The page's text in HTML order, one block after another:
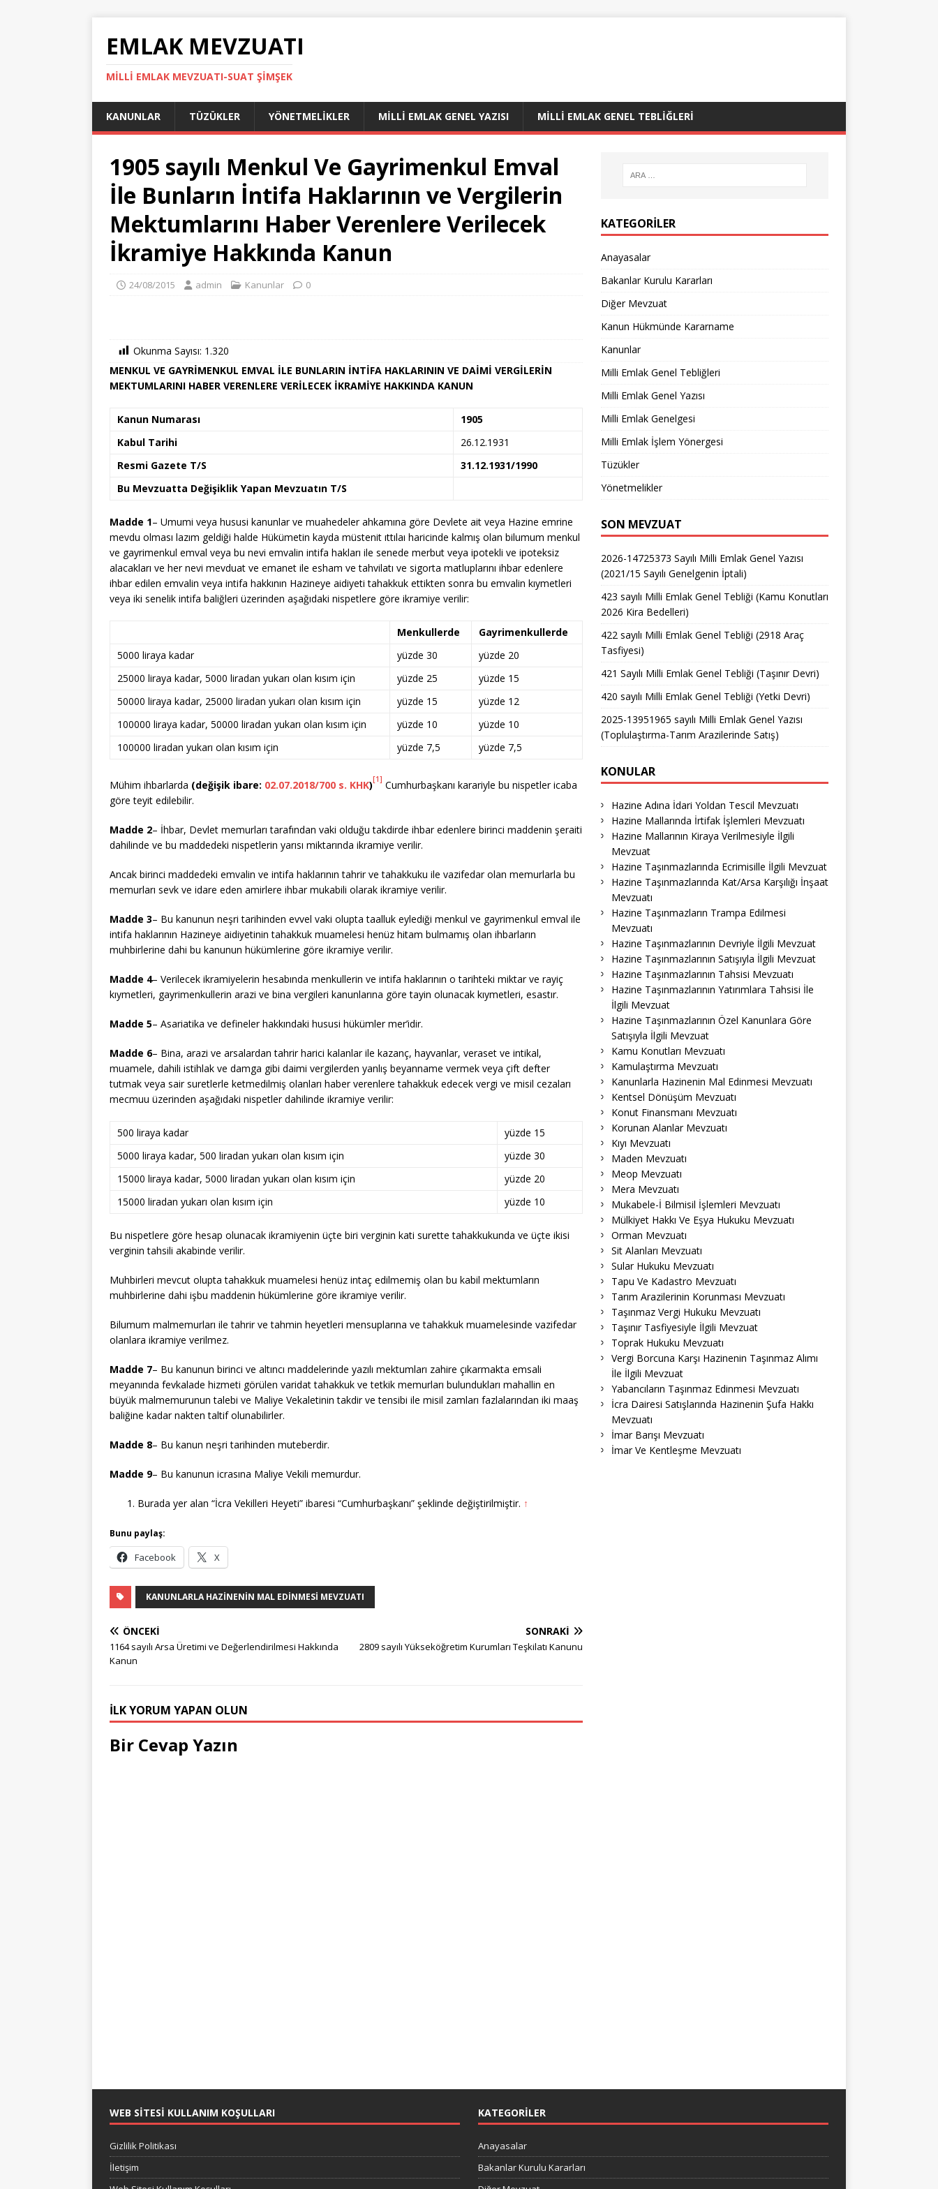
EMLAK MEVZUATI
MILLI EMLAK MEVZUATI-SUAT ŞİMŞEK
KANUNLAR TÜZÜKLER YÖNETMELIKLER MILLI EMLAK GENEL YAZISI MILLI EMLAK GENEL TEBLIĞLERI
1905 sayılı Menkul Ve Gayrimenkul Emval
İle Bunların İntifa Haklarının ve Vergilerin
Mektumlarını Haber Verenlere Verilecek
İkramiye Hakkında Kanun
24/08/2015 admin Kanunlar 0
Okunma Sayısı: 1.320
MENKUL VE GAYRİMENKUL EMVAL İLE BUNLARIN İNTİFA HAKLARININ VE DAİMİ VERGİLERİN
MEKTUMLARINI HABER VERENLERE VERİLECEK İKRAMİYE HAKKINDA KANUN
Kanun Numarası
1905
Kabul Tarihi
26.12.1931
Resmi Gazete T/S
31.12.1931/1990
Bu Mevzuatta Değişiklik Yapan Mevzuatın T/S
Madde 1– Umumi veya hususi kanunlar ve muahedeler ahkamına göre Devlete ait veya Hazine emrine
mevdu olması lazım geldiği halde Hükümetin kayda müstenit ıttılaı haricinde kalmış olan bilumum menkul
ve gayrimenkul emval veya bu nevi emvalin intifa hakları ile senede merbut veya ipotekli ve ipoteksiz
alacakları ve her nevi mevduat ve emanet ile esham ve tahvilatı ve sigorta matluplarını ihbar edenlere
ihbar edilen emvalin veya intifa hakkının Hazineye aidiyeti tahakkuk ettikten sonra bu emvalin kıymetleri
veya iki senelik intifa baliğleri üzerinden aşağıdaki nispetlere göre ikramiye verilir:
Menkullerde
Gayrimenkullerde
5000 liraya kadar
yüzde 30
yüzde 20
25000 liraya kadar, 5000 liradan yukarı olan kısım için
yüzde 25
yüzde 15
50000 liraya kadar, 25000 liradan yukarı olan kısım için
yüzde 15
yüzde 12
100000 liraya kadar, 50000 liradan yukarı olan kısım için
yüzde 10
yüzde 10
100000 liradan yukarı olan kısım için
yüzde 7,5 yüzde 7,5
Mühim ihbarlarda (değişik ibare: 02.07.2018/700 s. KHK)[1] Cumhurbaşkanı karariyle bu nispetler icaba
göre teyit edilebilir.
Madde 2– İhbar, Devlet memurları tarafından vaki olduğu takdirde ihbar edenlere birinci maddenin şeraiti
dahilinde ve bu maddedeki nispetlerin yarısı miktarında ikramiye verilir.
Ancak birinci maddedeki emvalin ve intifa haklarının tahrir ve tahakkuku ile vazifedar olan memurlarla bu
memurları sevk ve idare eden amirlere ihbar mukabili olarak ikramiye verilir.
Madde 3– Bu kanunun neşri tarihinden evvel vaki olupta taalluk eylediği menkul ve gayrimenkul emval ile
intifa haklarının Hazineye aidiyetinin tahakkuk muamelesi henüz hitam bulmamış olan ihbarların
muhbirlerine dahi bu kanunun hükümlerine göre ikramiye verilir.
Madde 4– Verilecek ikramiyelerin hesabında menkullerin ve intifa haklarının o tarihteki miktar ve rayiç
kıymetleri, gayrimenkullerin arazi ve bina vergileri kanunlarına göre tayin olunacak kıymetleri, esastır.
Madde 5– Asariatika ve defineler hakkındaki hususi hükümler mer’idir.
Madde 6– Bina, arazi ve arsalardan tahrir harici kalanlar ile kazanç, hayvanlar, veraset ve intikal,
muamele, dahili istihlak ve damga gibi daimi vergilerden yanlış beyanname vermek veya çift defter
tutmak veya sair suretlerle ketmedilmiş olanları haber verenlere tahakkuk edecek vergi ve misil cezaları
mecmuu üzerinden aşağıdaki nispetler dahilinde ikramiye verilir:
500 liraya kadar
yüzde 15
5000 liraya kadar, 500 liradan yukarı olan kısım için
yüzde 30
15000 liraya kadar, 5000 liradan yukarı olan kısım için
yüzde 20
15000 liradan yukarı olan kısım için
yüzde 10
Bu nispetlere göre hesap olunacak ikramiyenin üçte biri verginin kati surette tahakkukunda ve üçte ikisi
verginin tahsili akabinde verilir.
Muhbirleri mevcut olupta tahakkuk muamelesi henüz intaç edilmemiş olan bu kabil mektumların
muhbirlerine dahi işbu maddenin hükümlerine göre ikramiye verilir.
Bilumum malmemurları ile tahrir ve tahmin heyetleri mensuplarına ve tahakkuk muamelesinde vazifedar
olanlara ikramiye verilmez.
Madde 7– Bu kanunun birinci ve altıncı maddelerinde yazılı mektumları zahire çıkarmakta emsali
meyanında fevkalade hizmeti görülen varidat tahakkuk ve tetkik memurları bulundukları mahallin en
büyük malmemurunun talebi ve Maliye Vekaletinin takdir ve tensibi ile misil zamları fazlalarından iki maaş
baliğine kadar nakten taltif olunabilirler.
Madde 8– Bu kanun neşri tarihinden muteberdir.
Madde 9– Bu kanunun icrasına Maliye Vekili memurdur.
Burada yer alan “İcra Vekilleri Heyeti” ibaresi “Cumhurbaşkanı” şeklinde değiştirilmiştir. ↑
Bunu paylaş:
Facebook X
KANUNLARLA HAZINENIN MAL EDINMESI MEVZUATI
ÖNCEKI
1164 sayılı Arsa Üretimi ve Değerlendirilmesi Hakkında
Kanun
SONRAKI
2809 sayılı Yükseköğretim Kurumları Teşkilatı Kanunu
İLK YORUM YAPAN OLUN
Bir Cevap Yazın
KATEGORILER
Anayasalar
Bakanlar Kurulu Kararları
Diğer Mevzuat
Kanun Hükmünde Kararname
Kanunlar
Milli Emlak Genel Tebliğleri
Milli Emlak Genel Yazısı
Milli Emlak Genelgesi
Milli Emlak İşlem Yönergesi
Tüzükler
Yönetmelikler
SON MEVZUAT
2026-14725373 Sayılı Milli Emlak Genel Yazısı
(2021/15 Sayılı Genelgenin İptali)
423 sayılı Milli Emlak Genel Tebliği (Kamu Konutları
2026 Kira Bedelleri)
422 sayılı Milli Emlak Genel Tebliği (2918 Araç
Tasfiyesi)
421 Sayılı Milli Emlak Genel Tebliği (Taşınır Devri)
420 sayılı Milli Emlak Genel Tebliği (Yetki Devri)
2025-13951965 sayılı Milli Emlak Genel Yazısı
(Toplulaştırma-Tarım Arazilerinde Satış)
KONULAR
Hazine Adına İdari Yoldan Tescil Mevzuatı
Hazine Mallarında İrtifak İşlemleri Mevzuatı
Hazine Mallarının Kiraya Verilmesiyle İlgili
Mevzuat
Hazine Taşınmazlarında Ecrimisille İlgili Mevzuat
Hazine Taşınmazlarında Kat/Arsa Karşılığı İnşaat
Mevzuatı
Hazine Taşınmazların Trampa Edilmesi
Mevzuatı
Hazine Taşınmazlarının Devriyle İlgili Mevzuat
Hazine Taşınmazlarının Satışıyla İlgili Mevzuat
Hazine Taşınmazlarının Tahsisi Mevzuatı
Hazine Taşınmazlarının Yatırımlara Tahsisi İle
İlgili Mevzuat
Hazine Taşınmazlarının Özel Kanunlara Göre
Satışıyla İlgili Mevzuat
Kamu Konutları Mevzuatı
Kamulaştırma Mevzuatı
Kanunlarla Hazinenin Mal Edinmesi Mevzuatı
Kentsel Dönüşüm Mevzuatı
Konut Finansmanı Mevzuatı
Korunan Alanlar Mevzuatı
Kıyı Mevzuatı
Maden Mevzuatı
Meop Mevzuatı
Mera Mevzuatı
Mukabele-İ Bilmisil İşlemleri Mevzuatı
Mülkiyet Hakkı Ve Eşya Hukuku Mevzuatı
Orman Mevzuatı
Sit Alanları Mevzuatı
Sular Hukuku Mevzuatı
Tapu Ve Kadastro Mevzuatı
Tarım Arazilerinin Korunması Mevzuatı
Taşınmaz Vergi Hukuku Mevzuatı
Taşınır Tasfiyesiyle İlgili Mevzuat
Toprak Hukuku Mevzuatı
Vergi Borcuna Karşı Hazinenin Taşınmaz Alımı
İle İlgili Mevzuat
Yabancıların Taşınmaz Edinmesi Mevzuatı
İcra Dairesi Satışlarında Hazinenin Şufa Hakkı
Mevzuatı
İmar Barışı Mevzuatı
İmar Ve Kentleşme Mevzuatı
WEB SITESI KULLANIM KOŞULLARI
Gizlilik Politikası
İletişim
KATEGORILER
Anayasalar
Bakanlar Kurulu Kararları